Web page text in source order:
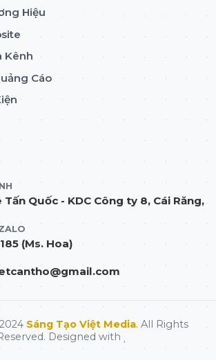
Hiệu
Kênh
Cáo
Tấn Quốc - KDC Công ty 8, Cái Răng,
(Ms. Hoa)
Sáng Tạo Việt Media. All Rights
Designed with